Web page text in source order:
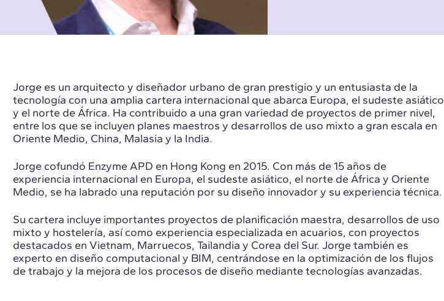
Jorge es un arquitecto y diseñador urbano de gran prestigio y un entusiasta de la
tecnología con una amplia cartera internacional que abarca Europa, el sudeste asiático
y el norte de África. Ha contribuido a una gran variedad de proyectos de primer nivel,
entre los que se incluyen planes maestros y desarrollos de uso mixto a gran escala en
Oriente Medio, China, Malasia y la India.
Jorge cofundó Enzyme APD en Hong Kong en 2015. Con más de 15 años de
experiencia internacional en Europa, el sudeste asiático, el norte de África y Oriente
Medio, se ha labrado una reputación por su diseño innovador y su experiencia técnica.
Su cartera incluye importantes proyectos de planificación maestra, desarrollos de uso
mixto y hostelería, así como experiencia especializada en acuarios, con proyectos
destacados en Vietnam, Marruecos, Tailandia y Corea del Sur. Jorge también es
experto en diseño computacional y BIM, centrándose en la optimización de los flujos
de trabajo y la mejora de los procesos de diseño mediante tecnologías avanzadas.